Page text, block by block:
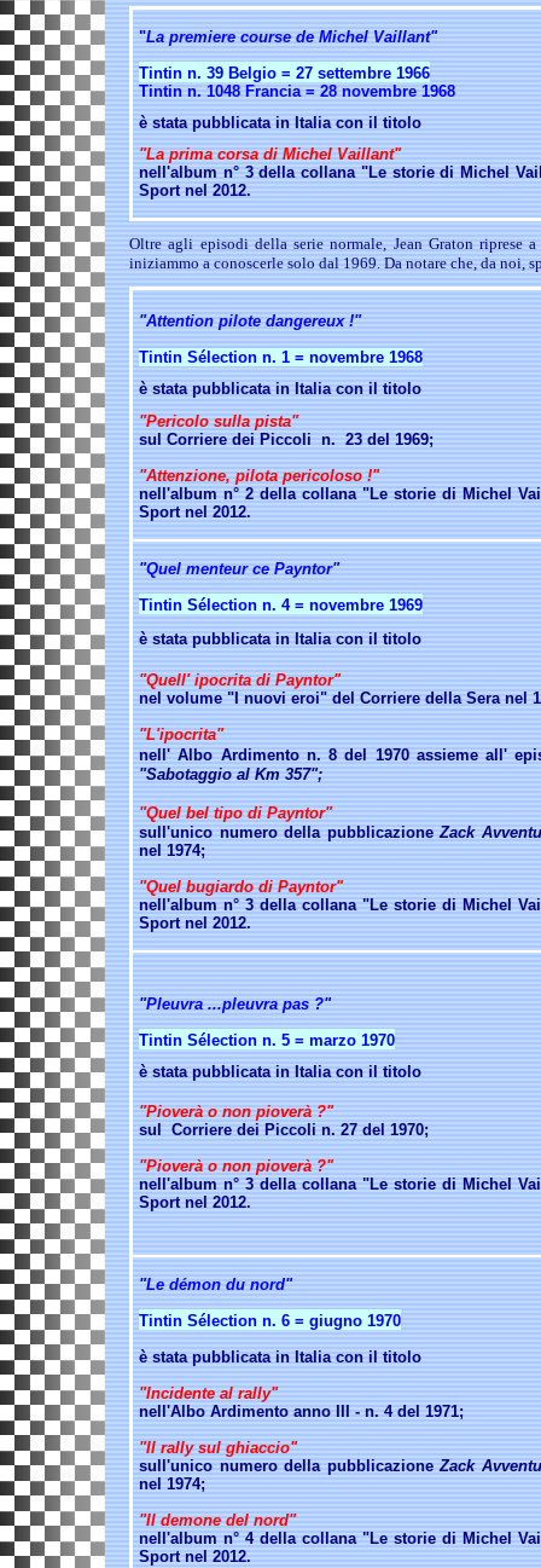
"La premiere course de Michel Vaillant"
Tintin n. 39 Belgio = 27 settembre 1966
Tintin n. 1048 Francia = 28 novembre 1968
è stata pubblicata in Italia con il titolo
"La prima corsa di Michel Vaillant"
nell'album n° 3 della collana "Le storie di Michel
Sport nel 2012.
Oltre agli episodi della serie normale, Jean Graton
iniziammo a conoscerle solo dal 1969. Da notare che, da noi,
"Attention pilote dangereux !"
Tintin Sélection n. 1 = novembre 1968
è stata pubblicata in Italiacon il titolo
"Pericolo sulla pista"
sul Corriere dei Piccoli n. 23 del 1969;
"Attenzione, pilota pericoloso !"
nell'album n° 2 della collana "Le storie di Michel
Sport nel 2012.
"Quel menteur ce Payntor"
Tintin Sélection n. 4 = novembre 1969
è stata pubblicata in Italia con il titolo
"Quell' ipocrita di Payntor"
nel volume "I nuovi eroi" del Corriere della Sera nel
"L'ipocrita"
nell' Albo Ardimento n. 8 del 1970 assieme all'
"Sabotaggio al Km 357";
"Quel bel tipo di Payntor"
sull'unico numero della pubblicazioneZack
nel 1974;
"Quel bugiardo di Payntor"
nell'album n° 3 della collana "Le storie di Michel
Sport nel 2012.
"Pleuvra ...pleuvra pas ?"
Tintin Sélection n. 5 = marzo 1970
è stata pubblicata in Italia con il titolo
"Pioverà o non pioverà ?"
sul Corriere dei Piccoli n. 27 del 1970;
"Pioverà o non pioverà ?"
nell'album n° 3 della collana "Le storie di Michel
Sport nel 2012.
"Le démon du nord"
Tintin Sélection n. 6 = giugno 1970
è stata pubblicata in Italiacon il titolo
"Incidente al rally"
nell'Albo Ardimento anno III - n. 4 del 1971;
"Il rally sul ghiaccio"
sull'unico numero della pubblicazioneZack
nel 1974;
"Il demone del nord"
nell'album n° 4 della collana "Le storie di Michel
Sport nel 2012.